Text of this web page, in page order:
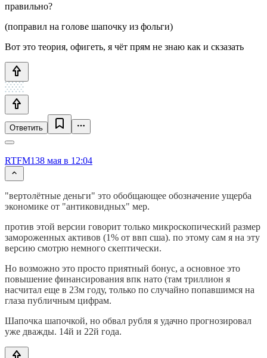
правильно?
(поправил на голове шапочку из фольги)
Вот это теория, офигеть, я чёт прям не знаю как и скзазать
Ответить
RTFM138 мая в 12:04
"вертолётные деньги" это обобщающее обозначение ущерба
экономике от "антиковидных" мер.
против этой версии говорит только микроскопический размер
замороженных активов (1% от ввп сша). по этому сам я на эту
версию смотрю немного скептически.
Но возможно это просто приятный бонус, а основное это
повышение финансирования впк нато (там триллион я
насчитал еще в 23м году, только по случайно попавшимся на
глаза публичным цифрам.
Шапочка шапочкой, но обвал рубля я удачно прогнозировал
уже дважды. 14й и 22й года.